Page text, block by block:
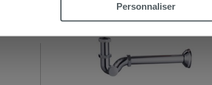
Personnaliser